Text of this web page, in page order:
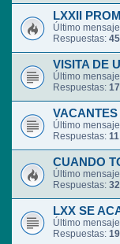
LXXII
Último
Respuestas: 45
VISITA DE
Último
Respuestas: 17
Último
Respuestas: 11
CUANDO
Último
Respuestas: 32
LXX SE
Último
Respuestas: 19